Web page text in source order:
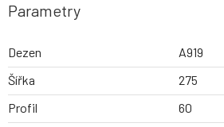
Parametry
Dezen
A919
Šířka
275
Profil
60